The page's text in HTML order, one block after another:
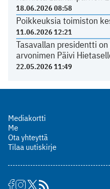
18.06.2026 08:58
Poikkeuksia toimiston
11.06.2026 12:21
Tasavallan presidentti
arvonimen Päivi
22.05.2026 11:49
Mediakortti
Me
Ota yhteyttä
Tilaa uutiskirje